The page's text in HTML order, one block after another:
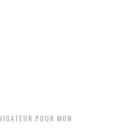
POUR MON